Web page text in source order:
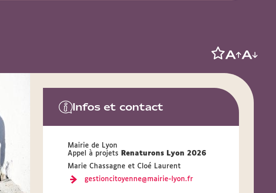
Infos et contact
Mairie de Lyon
Appel à projets
Renaturons Lyon 2026
Marie Chassagne et Cloé Laurent
gestioncitoyenne@mairie-lyon.fr